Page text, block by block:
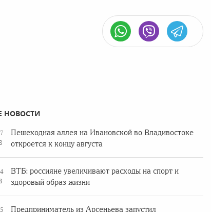
НОВОСТИ
Пешеходная аллея на Ивановской во Владивостоке
откроется к концу августа
ВТБ: россияне увеличивают расходы на спорт и
здоровый образ жизни
Предприниматель из Арсеньева запустил